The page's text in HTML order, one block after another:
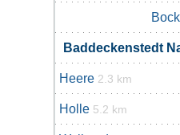
Baddeckenstedt
Heere 2.3 km
Holle 5.2 km